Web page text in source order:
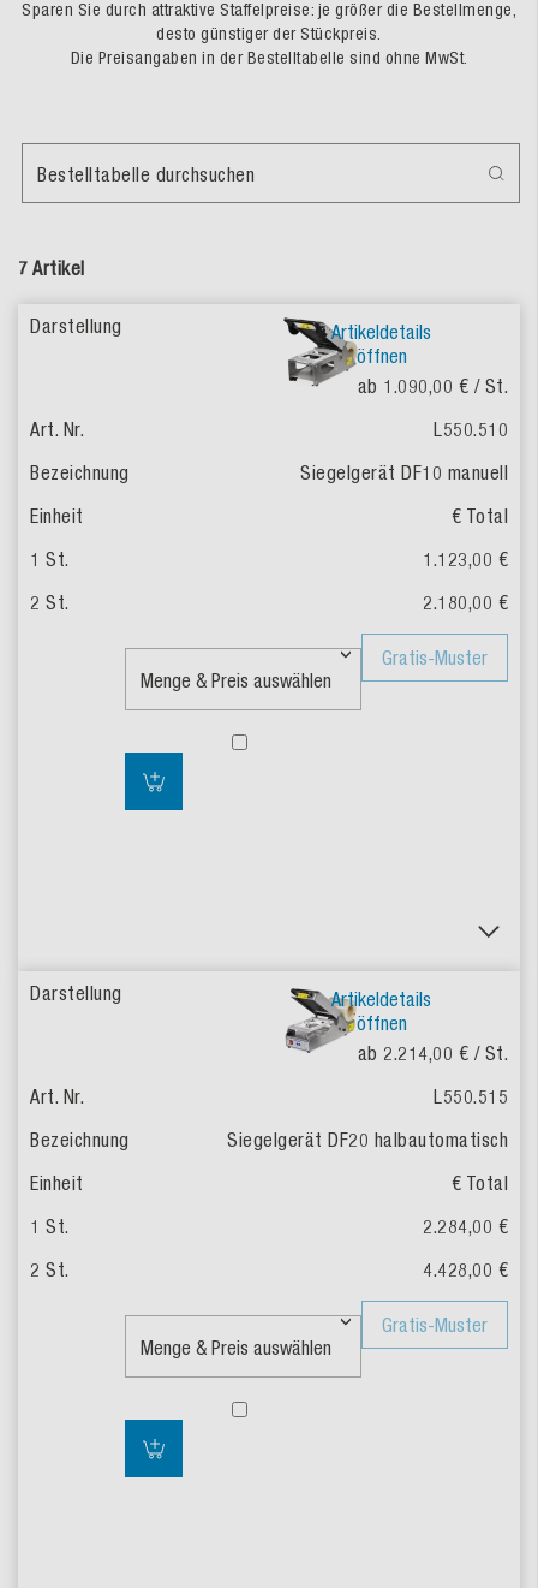
Sparen Sie durch attraktive Staffelpreise: je größer die Bestellmenge,
desto günstiger der Stückpreis.
Die Preisangaben in der Bestelltabelle sind ohne MwSt.
7 Artikel
Bestelltabelle durchsuchen
Artikeldetails
öffnen
ab 1.090,00 € / St.
L550.510
Siegelgerät DF10 manuell
€ Total
1.123,00 €
2.180,00 €
Gratis-Muster
Artikeldetails
öffnen
ab 2.214,00 € / St.
L550.515
Siegelgerät DF20 halbautomatisch
€ Total
2.284,00 €
4.428,00 €
Gratis-Muster